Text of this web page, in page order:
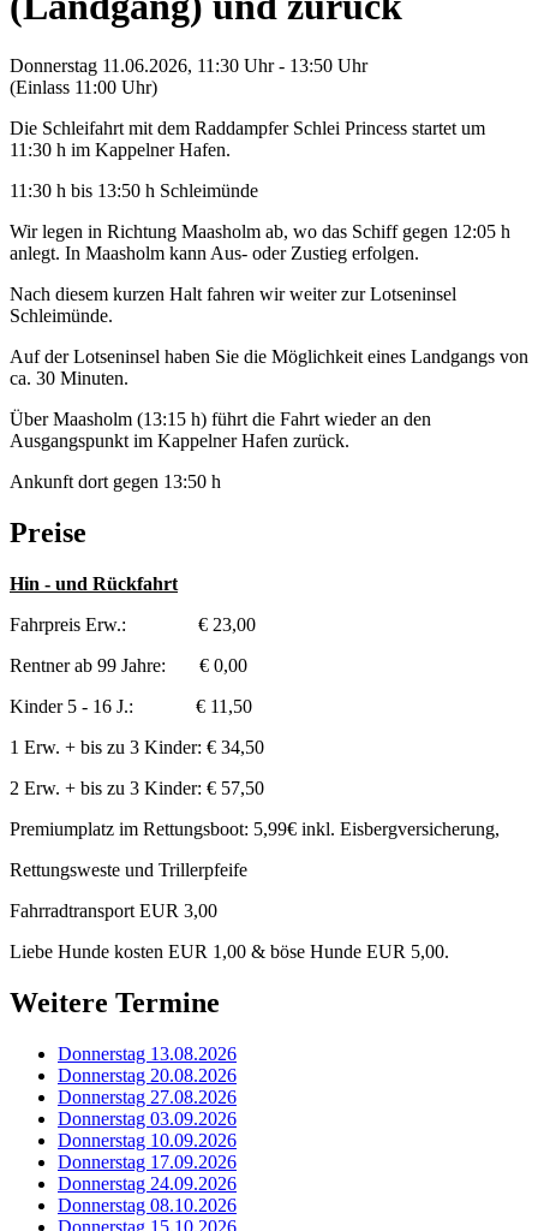
Donnerstag 11.06.2026, 11:30 Uhr - 13:50 Uhr
(Einlass 11:00 Uhr)
Die Schleifahrt mit dem Raddampfer Schlei Princess startet um
11:30 h im Kappelner Hafen.
11:30 h bis 13:50 h Schleimünde
Wir legen in Richtung Maasholm ab, wo das Schiff gegen 12:05 h
anlegt. In Maasholm kann Aus- oder Zustieg erfolgen.
Nach diesem kurzen Halt fahren wir weiter zur Lotseninsel
Schleimünde.
Auf der Lotseninsel haben Sie die Möglichkeit eines Landgangs von
ca. 30 Minuten.
Über Maasholm (13:15 h) führt die Fahrt wieder an den
Ausgangspunkt im Kappelner Hafen zurück.
Ankunft dort gegen 13:50 h
Preise
Hin - und Rückfahrt
Fahrpreis Erw.: € 23,00
Rentner ab 99 Jahre: € 0,00
Kinder 5 - 16 J.: € 11,50
1 Erw. + bis zu 3 Kinder: € 34,50
2 Erw. + bis zu 3 Kinder: € 57,50
Premiumplatz im Rettungsboot: 5,99€ inkl. Eisbergversicherung,
Rettungsweste und Trillerpfeife
Fahrradtransport EUR 3,00
Liebe Hunde kosten EUR 1,00 & böse Hunde EUR 5,00.
Weitere Termine
Donnerstag 13.08.2026
Donnerstag 20.08.2026
Donnerstag 27.08.2026
Donnerstag 03.09.2026
Donnerstag 10.09.2026
Donnerstag 17.09.2026
Donnerstag 24.09.2026
Donnerstag 08.10.2026
Donnerstag 15.10.2026